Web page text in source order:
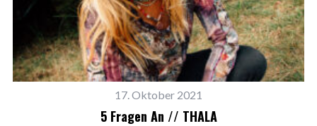
17. Oktober 2021
5 Fragen An // THALA